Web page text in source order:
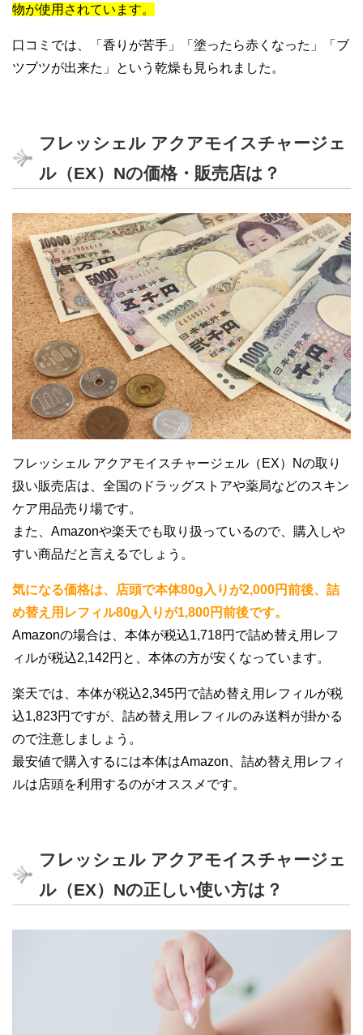
物が使用されています。
口コミでは、「香りが苦手」「塗ったら赤くなった」「ブ
ツブツが出来た」という乾燥も見られました。
フレッシェル アクアモイスチャージェ
ル（EX）Nの価格・販売店は？
フレッシェル アクアモイスチャージェル（EX）Nの取り
扱い販売店は、全国のドラッグストアや薬局などのスキン
ケア用品売り場です。
また、Amazonや楽天でも取り扱っているので、購入しや
すい商品だと言えるでしょう。
気になる価格は、店頭で本体80g入りが2,000円前後、詰
め替え用レフィル80g入りが1,800円前後です。
Amazonの場合は、本体が税込1,718円で詰め替え用レフ
ィルが税込2,142円と、本体の方が安くなっています。
楽天では、本体が税込2,345円で詰め替え用レフィルが税
込1,823円ですが、詰め替え用レフィルのみ送料が掛かる
ので注意しましょう。
最安値で購入するには本体はAmazon、詰め替え用レフィ
ルは店頭を利用するのがオススメです。
フレッシェル アクアモイスチャージェ
ル（EX）Nの正しい使い方は？